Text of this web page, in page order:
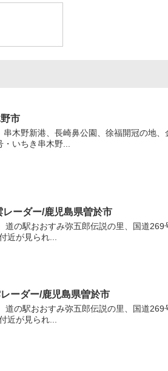
市
木野新港、長崎鼻公園、徐福開冠の地、
いちき串木野...
ーダー/鹿児島県曽於市
の駅おおすみ弥五郎伝説の里、国道269
近が見られ...
ーダー/鹿児島県曽於市
の駅おおすみ弥五郎伝説の里、国道269
近が見られ...